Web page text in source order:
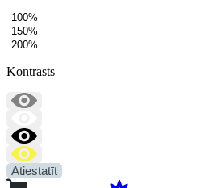
100%
150%
200%
Kontrasts
Atiestatīt